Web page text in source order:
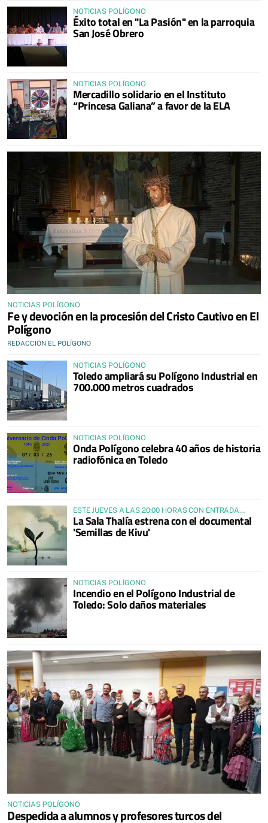
NOTICIAS POLÍGONO
Éxito total en "La Pasión" en la parroquia
San José Obrero
NOTICIAS POLÍGONO
Mercadillo solidario en el Instituto
“Princesa Galiana” a favor de la ELA
NOTICIAS POLÍGONO
Fe y devoción en la procesión del Cristo Cautivo en El
Polígono
REDACCIÓN EL POLÍGONO
NOTICIAS POLÍGONO
Toledo ampliará su Polígono Industrial en
700.000 metros cuadrados
NOTICIAS POLÍGONO
Onda Polígono celebra 40 años de historia
radiofónica en Toledo
ESTE JUEVES A LAS 20:00 HORAS CON ENTRADA
GRATUITA Y LIBRE HASTA COMPLETAR AFORO
La Sala Thalía estrena con el documental
'Semillas de Kivu'
NOTICIAS POLÍGONO
Incendio en el Polígono Industrial de
Toledo: Solo daños materiales
NOTICIAS POLÍGONO
Despedida a alumnos y profesores turcos del